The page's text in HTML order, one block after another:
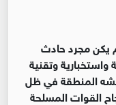
يكن مجرد حادث
وتقنية
المنطقة في ظل
القوات المسلحة